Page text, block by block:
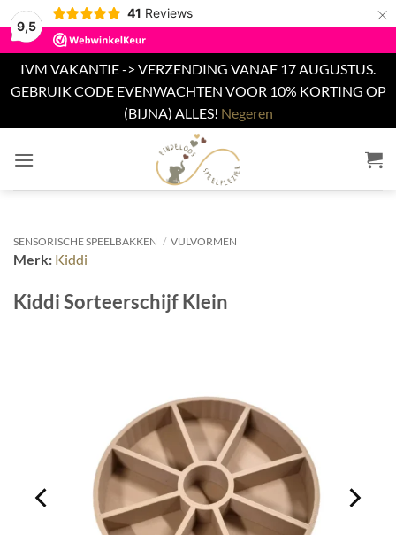
9,5
41 Reviews ×
IVM VAKANTIE -> VERZENDING VANAF 17 AUGUSTUS.
GEBRUIK CODE EVENWACHTEN VOOR 10% KORTING OP
(BIJNA) ALLES! Negeren
naar
SENSORISCHE SPEELBAKKEN / VULVORMEN
Merk: Kiddi
Kiddi Sorteerschijf Klein